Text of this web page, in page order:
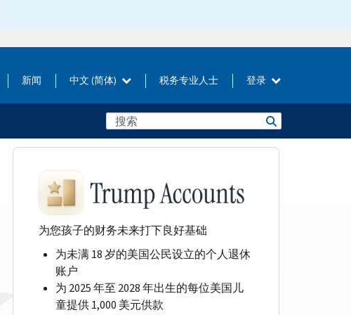
新闻 中文 (简体) 税务专业人士 登录
为您孩子的财务未来打下良好基础
为未满 18 岁的美国公民设立的个人退休
账户
为 2025 年至 2028 年出生的每位美国儿
童提供 1,000 美元供款